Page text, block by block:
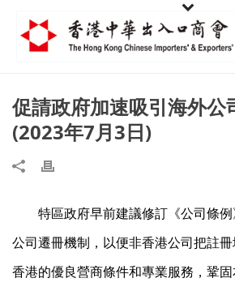
促請政府加速吸引海外公
(2023年7月3日)
特區政府早前建議修訂《公司條
公司遷冊機制，以便非香港公司把註
香港的優良營商條件和專業服務，鞏